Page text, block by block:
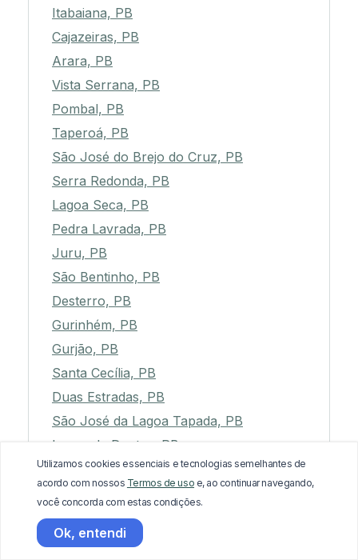
Itabaiana, PB
Cajazeiras, PB
Arara, PB
Vista Serrana, PB
Pombal, PB
Taperoá, PB
São José do Brejo do Cruz, PB
Serra Redonda, PB
Lagoa Seca, PB
Pedra Lavrada, PB
Juru, PB
São Bentinho, PB
Desterro, PB
Gurinhém, PB
Gurjão, PB
Santa Cecília, PB
Duas Estradas, PB
São José da Lagoa Tapada, PB
Lagoa de Dentro, PB
Quixaba, PB
Juripiranga, PB
Emas, PB
Alhandra, PB
Utilizamos cookies essenciais e tecnologias semelhantes de
acordo com nossos Termos de uso e, ao continuar navegando,
você concorda com estas condições.
Ok, entendi